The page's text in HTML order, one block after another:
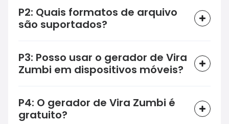
P2: Quais formatos de arquivo
são suportados?
P3: Posso usar o gerador de Vira
Zumbi em dispositivos móveis?
P4: O gerador de Vira Zumbi é
gratuito?